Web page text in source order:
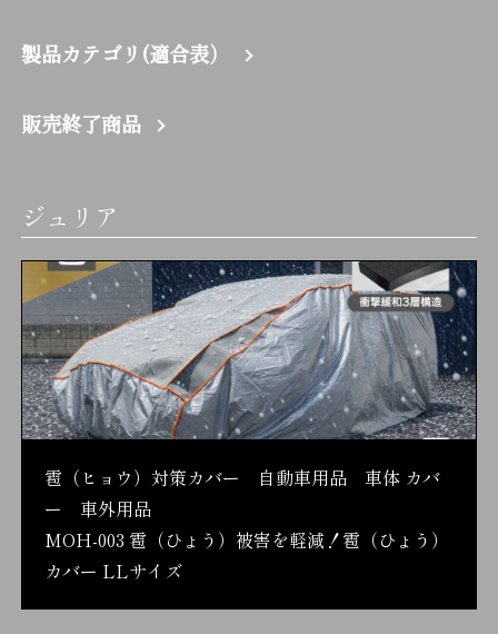
製品カテゴリ(適合表）
販売終了商品
ジュリア
雹（ヒョウ）対策カバー 自動車用品 車体 カバ
ー 車外用品
MOH-003 雹（ひょう）被害を軽減！雹（ひょう）
カバー LLサイズ